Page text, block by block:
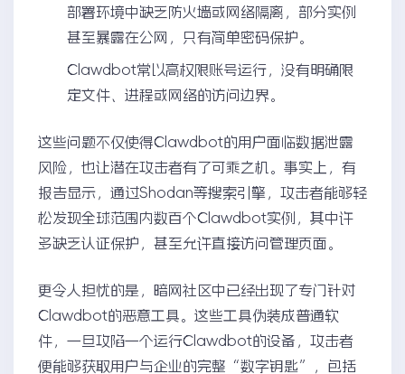
部署环境中缺乏防火墙或网络隔离，部分实例
甚至暴露在公网，只有简单密码保护。
Clawdbot常以高权限账号运行，没有明确限
定文件、进程或网络的访问边界。
这些问题不仅使得Clawdbot的用户面临数据泄露
风险，也让潜在攻击者有了可乘之机。事实上，有
报告显示，通过Shodan等搜索引擎，攻击者能够轻
松发现全球范围内数百个Clawdbot实例，其中许
多缺乏认证保护，甚至允许直接访问管理页面。
更令人担忧的是，暗网社区中已经出现了专门针对
Clawdbot的恶意工具。这些工具伪装成普通软
件，一旦攻陷一个运行Clawdbot的设备，攻击者
便能够获取用户与企业的完整“数字钥匙”，包括